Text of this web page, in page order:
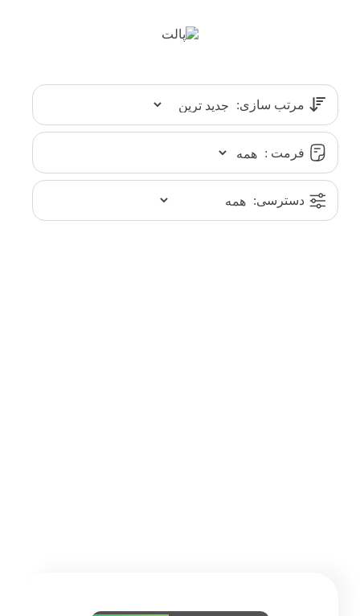
مرتب سازی:
فرمت :
دسترسی: